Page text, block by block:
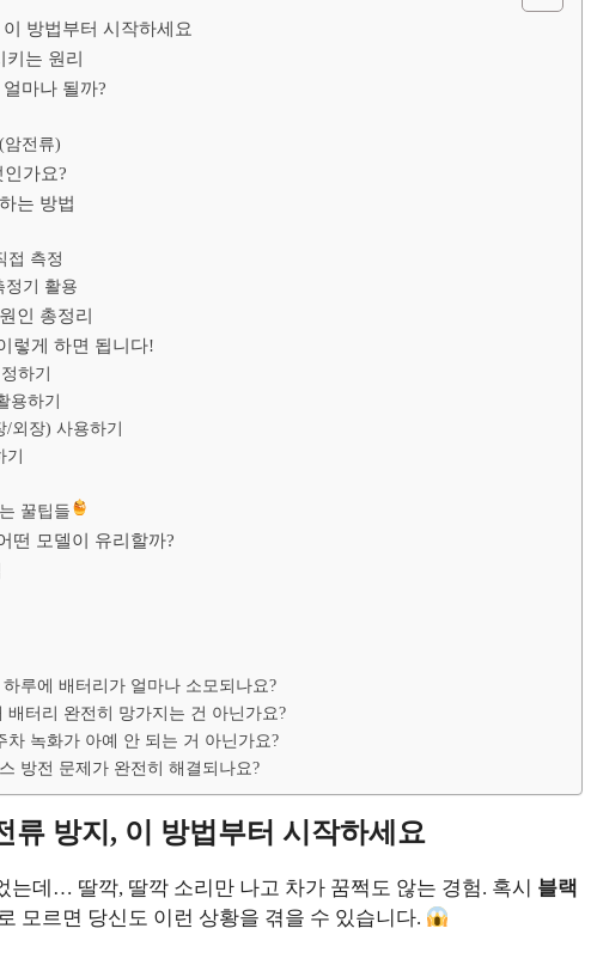
방법부터 시작하세요
키는 원리
마나 될까?
암전류)
가요?
는 방법
접 측정
정기 활용
인 총정리
렇게 하면 됩니다!
하기
용하기
외장) 사용하기
꿀팁들
떤 모델이 유리할까?
루에 배터리가 얼마나 소모되나요?
배터리 완전히 망가지는 건 아닌가요?
차 녹화가 아예 안 되는 거 아닌가요?
방전 문제가 완전히 해결되나요?
류 방지, 이 방법부터 시작하세요
는데… 딸깍, 딸깍 소리만 나고 차가 꿈쩍도 않는 경험. 혹시 블랙
모르면 당신도 이런 상황을 겪을 수 있습니다.